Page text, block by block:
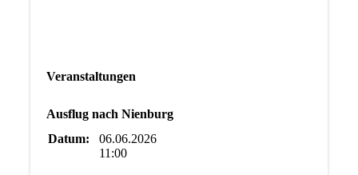
Veranstaltungen
Ausflug nach Nienburg
Datum:
06.06.2026
11:00